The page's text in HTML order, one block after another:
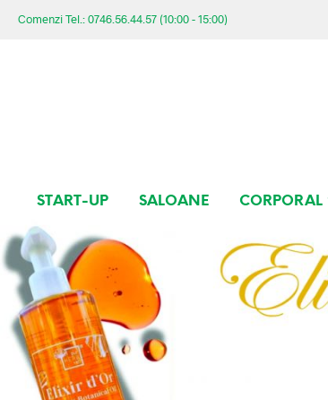
Comenzi Tel.: 0746.56.44.57 (10:00 - 15:00)
START-UP SALOANE CORPORAL